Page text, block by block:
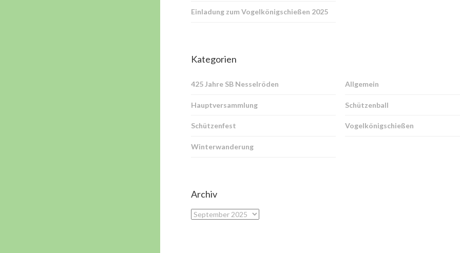
Einladung zum Vogelkönigschießen 2025
Kategorien
425 Jahre SB Nesselröden Allgemein
Hauptversammlung Schützenball
Schützenfest Vogelkönigschießen
Winterwanderung
Archiv
Archiv